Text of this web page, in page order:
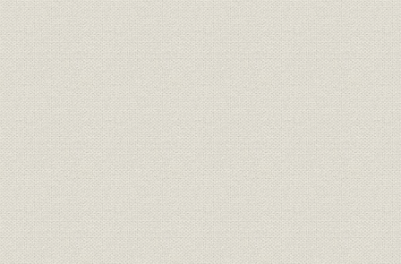
“音入りニュース”とデンスケ
肩身の狭いニュース取材
広がるネットワーク
舞鶴大報道合戦
☆[コラムまたは付表]トチリ大全集
3. アイデア勝負の番組つくり
新機軸のプロ野球解説